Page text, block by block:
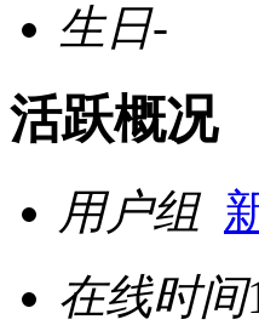
生日-
活跃概况
用户组
在线时间